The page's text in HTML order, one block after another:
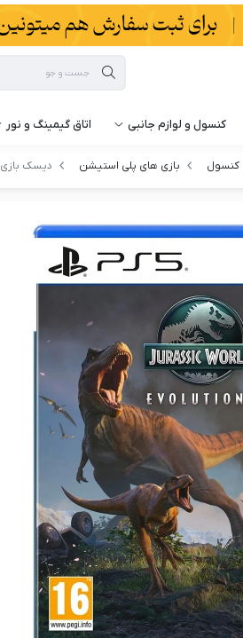
کنسول و لوازم جانبی اتاق گیمینگ و نور
کنسول بازی های پلی استیشن دیسک بازی Jurassic World Evolution 3 برای PS5